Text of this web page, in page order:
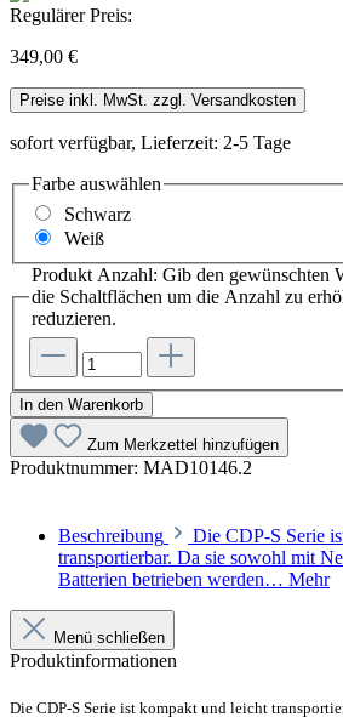
Regulärer Preis:
349,00 €
Preise inkl. MwSt. zzgl. Versandkosten
sofort verfügbar, Lieferzeit: 2-5 Tage
Farbe auswählen
Schwarz
Weiß
Produkt Anzahl: Gib den gewünschten
die Schaltflächen um die Anzahl zu
reduzieren.
In den Warenkorb
Zum Merkzettel hinzufügen
Produktnummer: MAD10146.2
Beschreibung
Die CDP-S Serie
transportierbar. Da sie sowohl mit
Batterien betrieben werden… Mehr
Menü schließen
Produktinformationen
Die CDP-S Serie ist kompakt und leicht